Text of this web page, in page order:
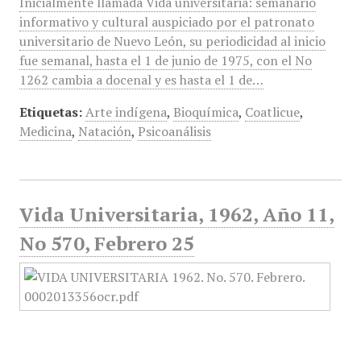
informativo y cultural auspiciado por el patronato
universitario de Nuevo León, su periodicidad al inicio
fue semanal, hasta el 1 de junio de 1975, con el No
1262 cambia a docenal y es hasta el 1 de…
Etiquetas: Arte indígena, Bioquímica, Coatlicue,
Medicina, Natación, Psicoanálisis
Vida Universitaria, 1962, Año 11,
No 570, Febrero 25